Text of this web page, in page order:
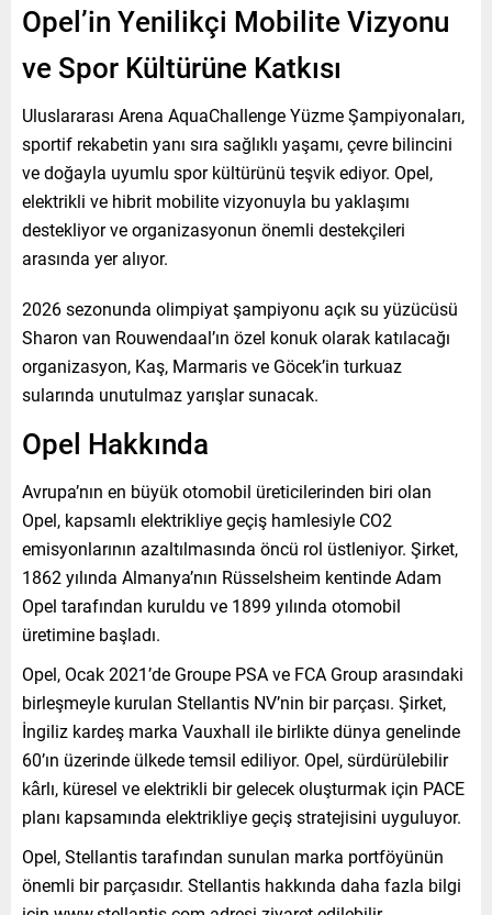
Opel’in Yenilikçi Mobilite Vizyonu
ve Spor Kültürüne Katkısı
Uluslararası Arena AquaChallenge Yüzme Şampiyonaları,
sportif rekabetin yanı sıra sağlıklı yaşamı, çevre bilincini
ve doğayla uyumlu spor kültürünü teşvik ediyor. Opel,
elektrikli ve hibrit mobilite vizyonuyla bu yaklaşımı
destekliyor ve organizasyonun önemli destekçileri
arasında yer alıyor.
2026 sezonunda olimpiyat şampiyonu açık su yüzücüsü
Sharon van Rouwendaal’ın özel konuk olarak katılacağı
organizasyon, Kaş, Marmaris ve Göcek’in turkuaz
sularında unutulmaz yarışlar sunacak.
Opel Hakkında
Avrupa’nın en büyük otomobil üreticilerinden biri olan
Opel, kapsamlı elektrikliye geçiş hamlesiyle CO2
emisyonlarının azaltılmasında öncü rol üstleniyor. Şirket,
1862 yılında Almanya’nın Rüsselsheim kentinde Adam
Opel tarafından kuruldu ve 1899 yılında otomobil
üretimine başladı.
Opel, Ocak 2021’de Groupe PSA ve FCA Group arasındaki
birleşmeyle kurulan Stellantis NV’nin bir parçası. Şirket,
İngiliz kardeş marka Vauxhall ile birlikte dünya genelinde
60’ın üzerinde ülkede temsil ediliyor. Opel, sürdürülebilir
kârlı, küresel ve elektrikli bir gelecek oluşturmak için PACE
planı kapsamında elektrikliye geçiş stratejisini uyguluyor.
Opel, Stellantis tarafından sunulan marka portföyünün
önemli bir parçasıdır. Stellantis hakkında daha fazla bilgi